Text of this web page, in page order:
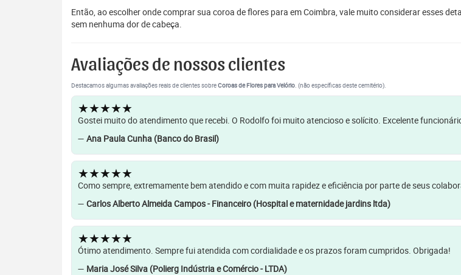
Então, ao escolher onde comprar sua coroa de flores para em Coimbra, vale muito considerar esses
sem nenhuma dor de cabeça.
Avaliações de nossos clientes
Destacamos algumas avaliações reais de clientes sobreCoroas de Flores para Velório. (não específicas deste cemitério).
★★★★★
Gostei muito do atendimento que recebi. O Rodolfo foi muito atencioso e solícito. Excelente
— Ana Paula Cunha (Banco do Brasil)
★★★★★
Como sempre, extremamente bem atendido e com muita rapidez e eficiência por parte de seus
— Carlos Alberto Almeida Campos - Financeiro (Hospital e maternidade jardins ltda)
★★★★★
Ótimo atendimento. Sempre fui atendida com cordialidade e os prazos foram cumpridos. Obrigada!
— Maria José Silva (Polierg Indústria e Comércio - LTDA)